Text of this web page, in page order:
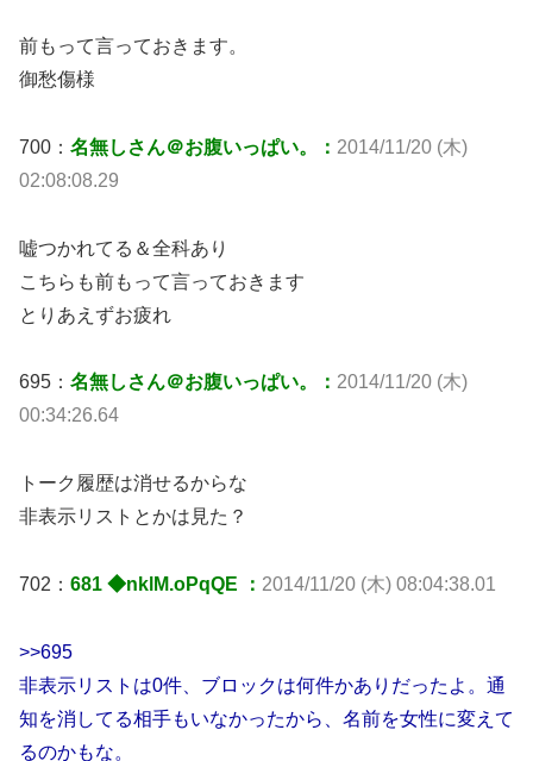
前もって言っておきます。
御愁傷様
700： 名無しさん＠お腹いっぱい。： 2014/11/20 (木)
02:08:08.29
嘘つかれてる＆全科あり
こちらも前もって言っておきます
とりあえずお疲れ
695： 名無しさん＠お腹いっぱい。： 2014/11/20 (木)
00:34:26.64
トーク履歴は消せるからな
非表示リストとかは見た？
702： 681 ◆nklM.oPqQE ： 2014/11/20 (木) 08:04:38.01
>>695
非表示リストは0件、ブロックは何件かありだったよ。通
知を消してる相手もいなかったから、名前を女性に変えて
るのかもな。